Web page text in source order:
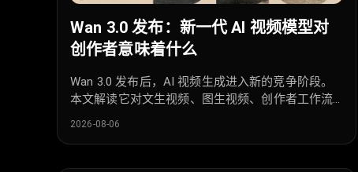
Wan 3.0 发布：新一代 AI 视频模型对
创作者意味着什么
Wan 3.0 发布后，AI 视频生成进入新的竞争阶段。
本文解读它对文生视频、图生视频、创作者工作流
2026-08-06